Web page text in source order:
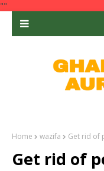
""
Home wazifa
Get rid of